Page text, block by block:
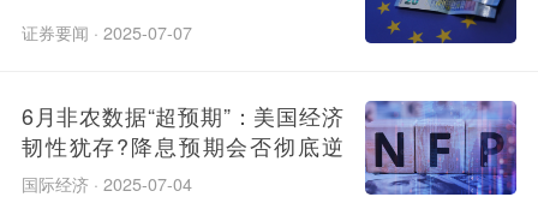
证券要闻 · 2025-07-07
6月非农数据“超预期”：美国经济
韧性犹存?降息预期会否彻底逆
转?
国际经济 · 2025-07-04